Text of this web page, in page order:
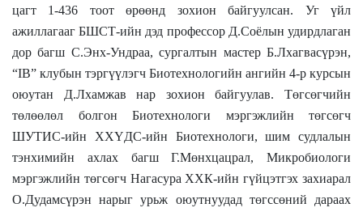
цагт 1-436 тоот өрөөнд зохион байгуулсан. Уг үйл
ажиллагааг БШСТ-ийн дэд профессор Д.Соёлын удирдлаган
дор багш С.Энх-Ундраа, сургалтын мастер Б.Лхагвасүрэн,
“IB” клубын тэргүүлэгч Биотехнологийн ангийн 4-р курсын
оюутан Д.Лхамжав нар зохион байгуулав. Төгсөгчийн
төлөөлөл болгон Биотехнологи мэргэжлийн төгсөгч
ШУТИС-ийн ХХҮДС-ийн Биотехнологи, шим судлалын
тэнхимийн ахлах багш Г.Мөнхцацрал, Микробиологи
мэргэжлийн төгсөгч Нагасура ХХК-ийн гүйцэтгэх захиарал
О.Дудамсүрэн нарыг урьж оюутнуудад төгссөний дараах